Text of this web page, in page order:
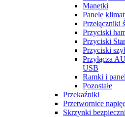
Manetki
Panele
Przełączniki
Przyciski
Przyciski
Przyciski
Przyłącza
USB
Ramki i
Pozostałe
Przekaźniki
Przetwornice
Skrzynki